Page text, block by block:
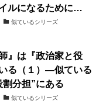
ルになるために…
似ているシリーズ
』は『政治家と役
る（１）―似ている
分担”にある
似ているシリーズ